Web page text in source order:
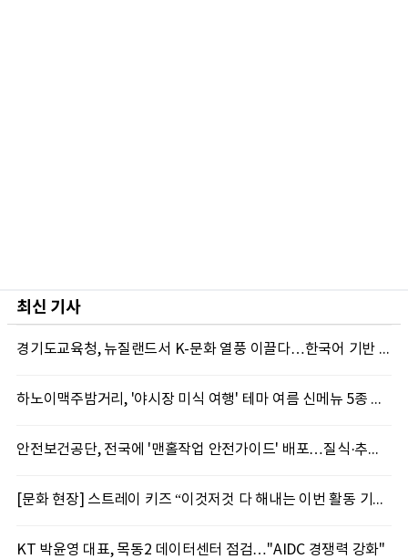
최신 기사
경기도교육청, 뉴질랜드서 K-문화 열풍 이끌다…한국어 기반 국제교류 확대
하노이맥주밤거리, '야시장 미식 여행' 테마 여름 신메뉴 5종 출시
안전보건공단, 전국에 '맨홀작업 안전가이드' 배포…질식·추락 재해 예방 총력
[문화 현장] 스트레이 키즈 “이것저것 다 해내는 이번 활동 기대해 달라”
KT 박윤영 대표, 목동2 데이터센터 점검…"AIDC 경쟁력 강화"